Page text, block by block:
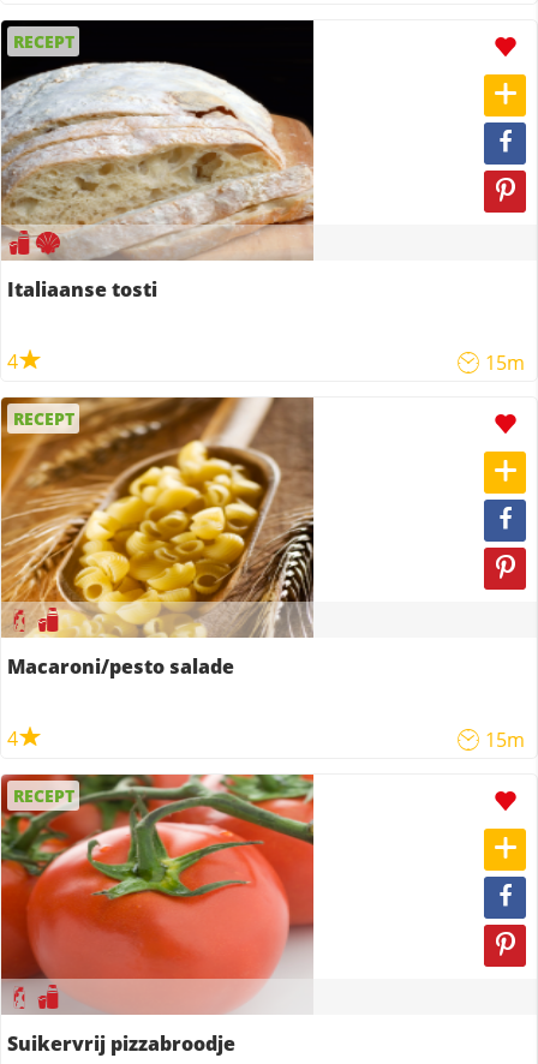
RECEPT
Italiaanse tosti
4 15m
RECEPT
Macaroni/pesto salade
4 15m
RECEPT
Suikervrij pizzabroodje